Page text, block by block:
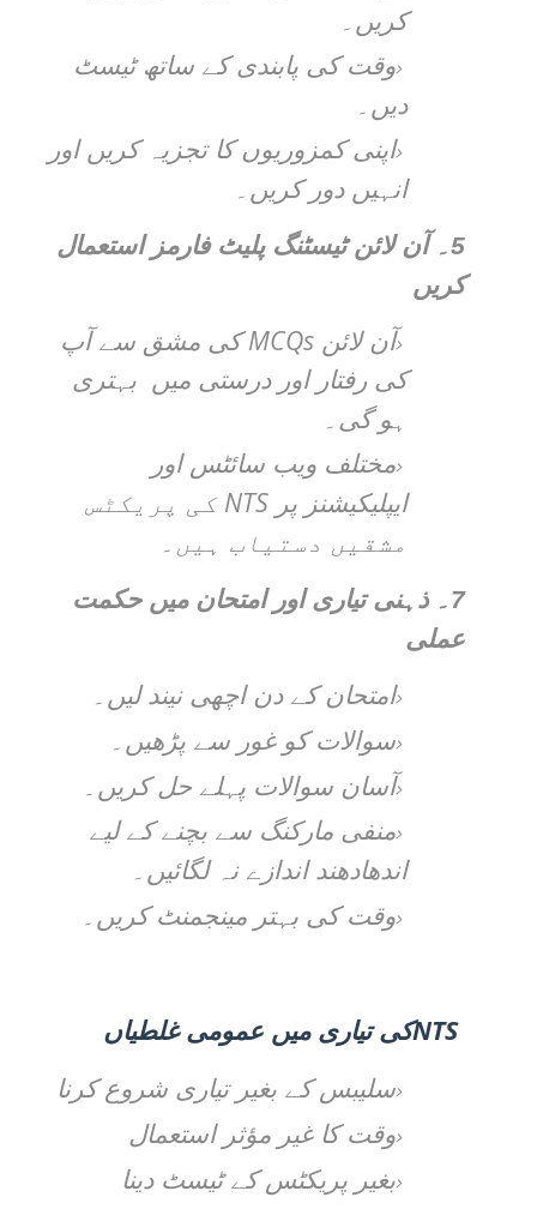
کریں۔
وقت کی پابندی کے ساتھ ٹیسٹ
دیں۔
اپنی کمزوریوں کا تجزیہ کریں اور
انہیں دور کریں۔
5۔
آن لائن ٹیسٹنگ پلیٹ فارمز استعمال
کریں
آن لائن MCQsکی مشق سے آپ
کی رفتار اور درستی میں بہتری
ہو گی۔
مختلف ویب سائٹس اور
ایپلیکیشنز پر NTS کی پریکٹس
مشقیں دستیاب ہیں۔
7۔
ذہنی تیاری اور امتحان میں حکمت
عملی
امتحان کے دن اچھی نیند لیں۔
سوالات کو غور سے پڑھیں۔
آسان سوالات پہلے حل کریں۔
منفی مارکنگ سے بچنے کے لیے
اندھادھند اندازے نہ لگائیں۔
وقت کی بہتر مینجمنٹ کریں۔
NTSکی تیاری میں عمومی غلطیاں
سلیبس کے بغیر تیاری شروع کرنا
وقت کا غیر مؤثر استعمال
بغیر پریکٹس کے ٹیسٹ دینا